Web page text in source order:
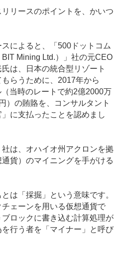
リースのポイントを、かいつ
によると、「500ドットコム
BIT Mining Ltd.）」社の元CEO
は、日本の統合型リゾート
もらうために、2017年から
当時のレートで約2億2000万
）の賄賂を、コンサルタント
に支払ったことを認めまし
は、オハイオ州アクロンを拠
貨）のマイニングを手がける
は「採掘」という意味です。
ェーンを用いる仮想通貨で
ロックに書き込む計算処理が
行う者を「マイナー」と呼び